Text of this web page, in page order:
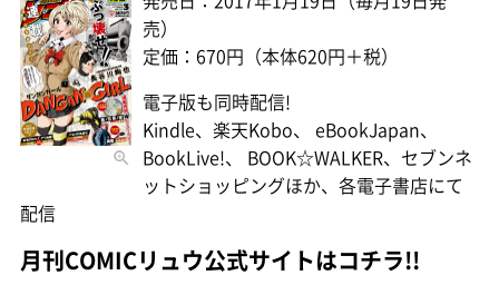
売）
定価：670円（本体620円＋税）
電子版も同時配信!
Kindle、楽天Kobo、 eBookJapan、
BookLive!、 BOOK☆WALKER、セブンネ
ットショッピングほか、各電子書店にて
配信
月刊COMICリュウ公式サイトはコチラ!!